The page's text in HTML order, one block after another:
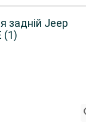
задній Jeep
(1)